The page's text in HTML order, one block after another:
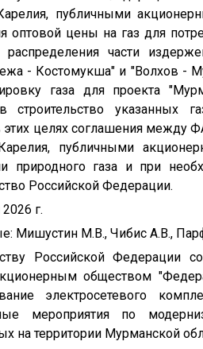
публичными
оптовой цены на газ для
распределения части
- Костомукша" и "Волхов -
газа для проекта
указанных
целях соглашения между
публичными
природного газа и при
Российской Федерации.
г.
Мишустин М.В., Чибис А.В.,
Российской Федерации
обществом
электросетевого
мероприятия по
на территории Мурманской